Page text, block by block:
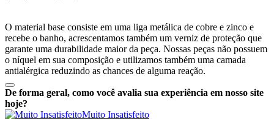
O material base consiste em uma liga metálica de cobre e zinco e
recebe o banho, acrescentamos também um verniz de proteção que
garante uma durabilidade maior da peça. Nossas peças não possuem
o níquel em sua composição e utilizamos também uma camada
antialérgica reduzindo as chances de alguma reação.
De forma geral, como você avalia sua experiência em nosso site
hoje?
Muito Insatisfeito